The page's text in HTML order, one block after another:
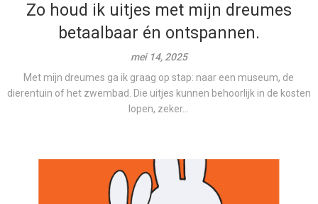
Zo houd ik uitjes met mijn dreumes
betaalbaar én ontspannen.
mei 14, 2025
Met mijn dreumes ga ik graag op stap: naar een museum, de
dierentuin of het zwembad. Die uitjes kunnen behoorlijk in de kosten
lopen, zeker...